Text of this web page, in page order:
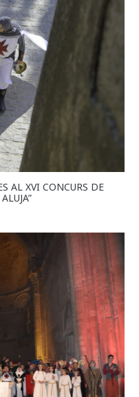
AL XVI CONCURS DE